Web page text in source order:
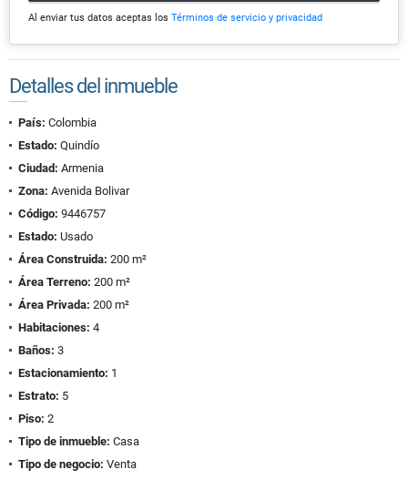
Al enviar tus datos aceptas los Términos de servicio y privacidad
Detalles del inmueble
País: Colombia
Estado: Quindío
Ciudad: Armenia
Zona: Avenida Bolivar
Código: 9446757
Estado: Usado
Área Construida: 200 m²
Área Terreno: 200 m²
Área Privada: 200 m²
Habitaciones: 4
Baños: 3
Estacionamiento: 1
Estrato: 5
Piso: 2
Tipo de inmueble: Casa
Tipo de negocio: Venta